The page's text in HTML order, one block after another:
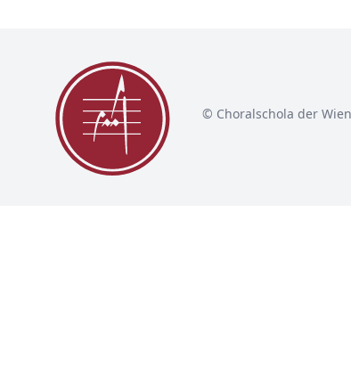
© Choralschola der